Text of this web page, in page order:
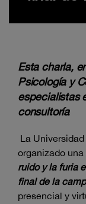
Esta charla,
Psicología y
especialistas
consultoría
La
organizado
ruido y la furia
final de la
presencial y